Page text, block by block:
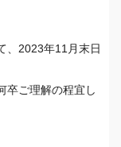
、2023年11月末日
卒ご理解の程宜し